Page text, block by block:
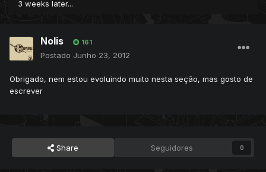
3 weeks later...
Nolis 161
Postado Junho 23, 2012
Obrigado, nem estou evoluindo muito nesta seção, mas gosto de
escrever
Share Seguidores 0